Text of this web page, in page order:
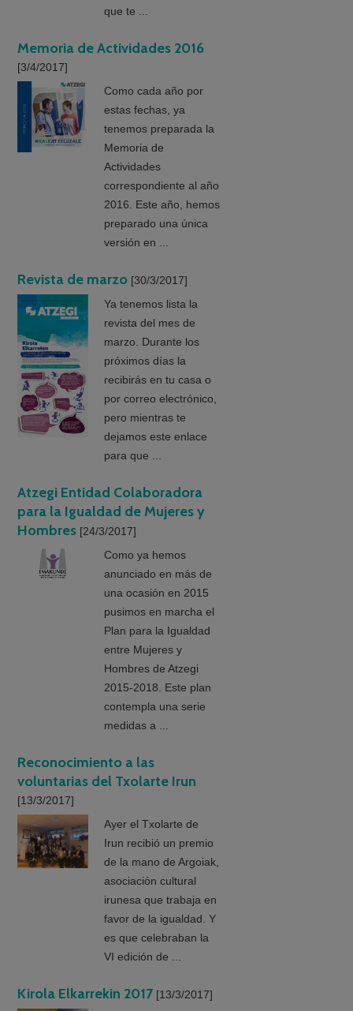
que te ...
Memoria de Actividades 2016
[3/4/2017]
Como cada año por
estas fechas, ya
tenemos preparada la
Memoria de
Actividades
correspondiente al año
2016. Este año, hemos
preparado una única
versión en ...
Revista de marzo [30/3/2017]
Ya tenemos lista la
revista del mes de
marzo. Durante los
próximos días la
recibirás en tu casa o
por correo electrónico,
pero mientras te
dejamos este enlace
para que ...
Atzegi Entidad Colaboradora
para la Igualdad de Mujeres y
Hombres [24/3/2017]
Como ya hemos
anunciado en más de
una ocasión en 2015
pusimos en marcha el
Plan para la Igualdad
entre Mujeres y
Hombres de Atzegi
2015-2018. Este plan
contempla una serie
medidas a ...
Reconocimiento a las
voluntarias del Txolarte Irun
[13/3/2017]
Ayer el Txolarte de
Irun recibió un premio
de la mano de Argoiak,
asociación cultural
irunesa que trabaja en
favor de la igualdad. Y
es que celebraban la
VI edición de ...
Kirola Elkarrekin 2017 [13/3/2017]